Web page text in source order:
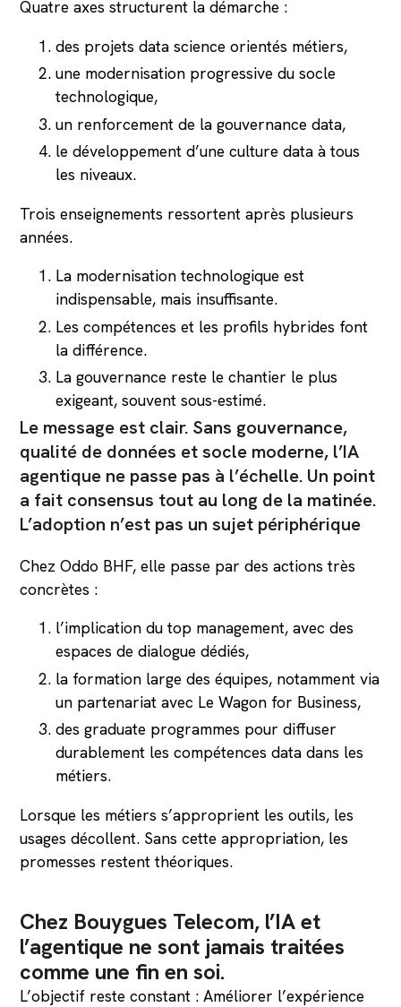
Quatre axes structurent la démarche :
des projets data science orientés métiers,
une modernisation progressive du socle
technologique,
un renforcement de la gouvernance data,
le développement d’une culture data à tous
les niveaux.
Trois enseignements ressortent après plusieurs
années.
La modernisation technologique est
indispensable, mais insuffisante.
Les compétences et les profils hybrides font
la différence.
La gouvernance reste le chantier le plus
exigeant, souvent sous-estimé.
Le message est clair. Sans gouvernance,
qualité de données et socle moderne, l’IA
agentique ne passe pas à l’échelle. Un point
a fait consensus tout au long de la matinée.
L’adoption n’est pas un sujet périphérique
Chez Oddo BHF, elle passe par des actions très
concrètes :
l’implication du top management, avec des
espaces de dialogue dédiés,
la formation large des équipes, notamment via
un partenariat avec Le Wagon for Business,
des graduate programmes pour diffuser
durablement les compétences data dans les
métiers.
Lorsque les métiers s’approprient les outils, les
usages décollent. Sans cette appropriation, les
promesses restent théoriques.
Chez Bouygues Telecom, l’IA et
l’agentique ne sont jamais traitées
comme une fin en soi.
L’objectif reste constant : Améliorer l’expérience